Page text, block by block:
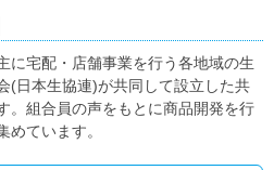
に宅配・店舗事業を行う各地域の生
(日本生協連)が共同して設立した共
。組合員の声をもとに商品開発を行
めています。